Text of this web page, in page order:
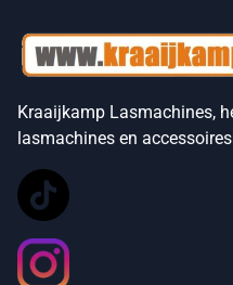
Kraaijkamp Lasmachines,
lasmachines en